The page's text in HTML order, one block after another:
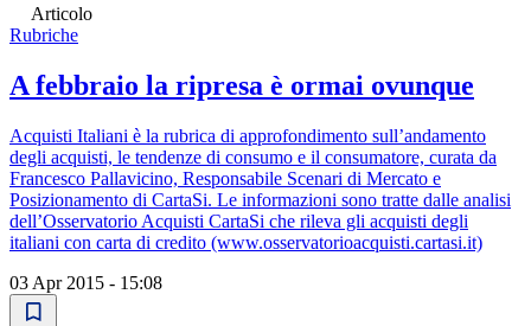
Articolo
Rubriche
A febbraio la ripresa è ormai ovunque
Acquisti Italiani è la rubrica di approfondimento sull’andamento
degli acquisti, le tendenze di consumo e il consumatore, curata da
Francesco Pallavicino, Responsabile Scenari di Mercato e
Posizionamento di CartaSi. Le informazioni sono tratte dalle analisi
dell’Osservatorio Acquisti CartaSi che rileva gli acquisti degli
italiani con carta di credito (www.osservatorioacquisti.cartasi.it)
03 Apr 2015 - 15:08